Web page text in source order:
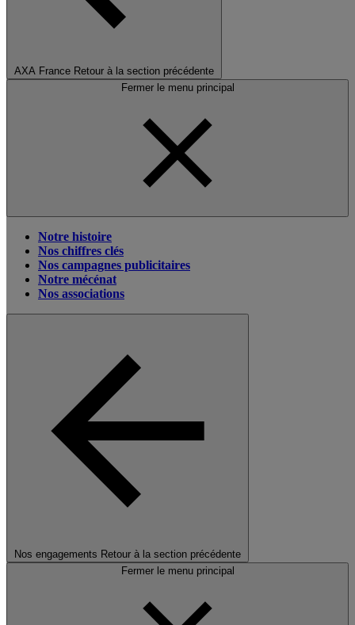
AXA France Retour à la section précédente
Fermer le menu principal
Notre histoire
Nos chiffres clés
Nos campagnes publicitaires
Notre mécénat
Nos associations
Nos engagements Retour à la section précédente
Fermer le menu principal